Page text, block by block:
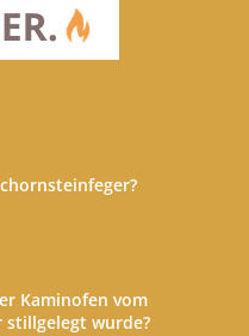
Kaminofen vom
stillgelegt wurde?